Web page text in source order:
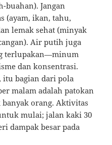
buahan). Jangan
(ayam, ikan, tahu,
lemak sehat (minyak
Air putih juga
terlupakan—minum
dan konsentrasi.
itu bagian dari pola
malam adalah patokan
orang. Aktivitas
mulai; jalan kaki 30
dampak besar pada